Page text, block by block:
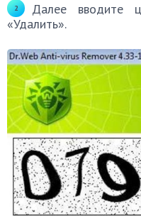
Далее вводите
«Удалить».